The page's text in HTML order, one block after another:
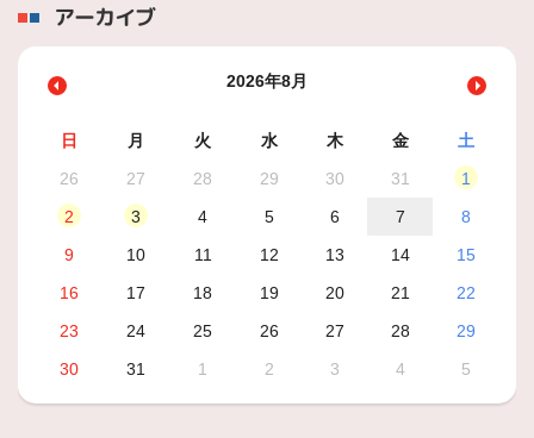
アーカイブ
2026年8月
日 月 火 水 木 金
土
26
27 28 29 30 31
1
2
3 4 5 6 7
8
9
10 11 12 13 14
15
16
17 18 19 20 21
22
23
24 25 26 27 28
29
30
31 1 2 3 4 5